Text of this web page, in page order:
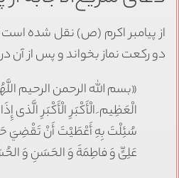
از پیامبر اکرم (ص) نقل شده
دو رکعت نماز بخواند و پس از آن در سجده 30
«بسم الله الرحمن الرحیم
الْعَظِيم َ الْأَكْبَرِ الْأَكْبَرِ الَّذی
سُئِلْتَ بِهِ أَعْطَيْتَ أَنْ تَقْضِيَ
عَلِیٍّ وَ فاطِمَةَ وَ الحَسَنِ وَ